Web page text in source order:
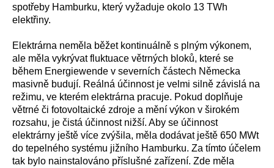
spotřeby Hamburku, který vyžaduje okolo 13 TWh
elektřiny.
Elektrárna neměla běžet kontinuálně s plným výkonem,
ale měla vykrývat fluktuace větrných bloků, které se
během Energiewende v severních částech Německa
masivně budují. Reálná účinnost je velmi silně závislá na
režimu, ve kterém elektrárna pracuje. Pokud doplňuje
větrné či fotovoltaické zdroje a mění výkon v širokém
rozsahu, je čistá účinnost nižší. Aby se účinnost
elektrárny ještě více zvýšila, měla dodávat ještě 650 MWt
do tepelného systému jižního Hamburku. Za tímto účelem
tak bylo nainstalováno příslušné zařízení. Zde měla